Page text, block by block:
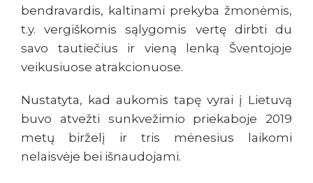
bendravardis, kaltinami prekyba žmonėmis,
t.y. vergiškomis sąlygomis vertę dirbti du
savo tautiečius ir vieną lenką Šventojoje
veikusiuose atrakcionuose.
Nustatyta, kad aukomis tapę vyrai į Lietuvą
buvo atvežti sunkvežimio priekaboje 2019
metų birželį ir tris mėnesius laikomi
nelaisvėje bei išnaudojami.